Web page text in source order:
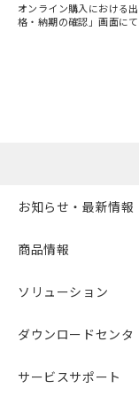
オンライン購入における
格・納期の確認」画面に
お知らせ・最新情報
商品情報
ソリューション
ダウンロードセンタ
サービスサポート